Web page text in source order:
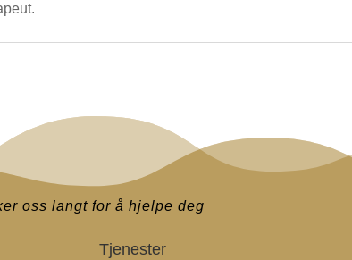
oss langt for å hjelpe deg
Tjenester